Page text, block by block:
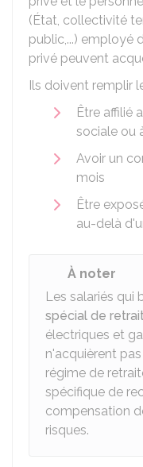
(État, collectivité
public,...) employé
privé peuvent
Ils doivent remplir
Être affilié
sociale ou
Avoir un
mois
Être
au-delà
À noter
Les salariés qui
spécial de
électriques et
n'acquièrent
régime de
spécifique de
compensation
risques.